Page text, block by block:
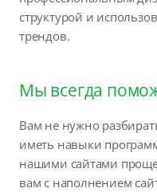
структурой и
трендов.
Мы всегда
Вам не нужно
иметь навыки
нашими сайтами
вам с наполнением